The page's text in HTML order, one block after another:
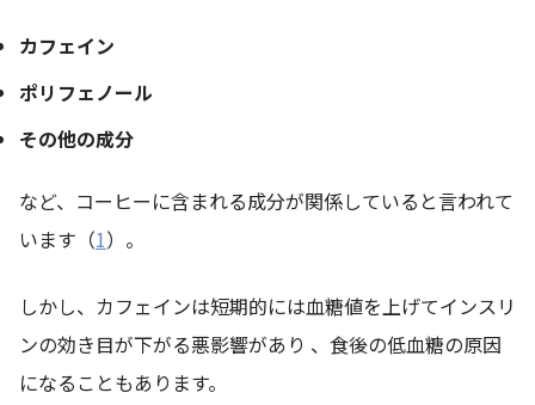
カフェイン
ポリフェノール
その他の成分
など、コーヒーに含まれる成分が関係していると言われて
います（1）。
しかし、カフェインは短期的には血糖値を上げてインスリ
ンの効き目が下がる悪影響があり 、食後の低血糖の原因
になることもあります。